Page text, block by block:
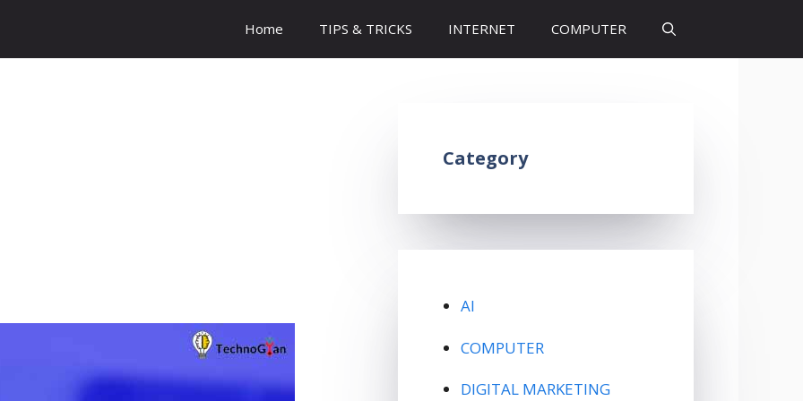
Home TIPS & TRICKS INTERNET COMPUTER
Category
AI
COMPUTER
DIGITAL MARKETING